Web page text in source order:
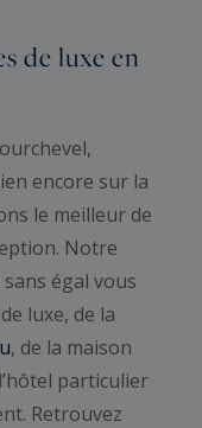
de luxe en
encore sur la
le meilleur de
Notre
égal vous
luxe, de la
, de la maison
particulier
Retrouvez